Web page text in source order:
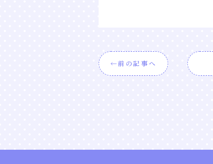
前の記事へ